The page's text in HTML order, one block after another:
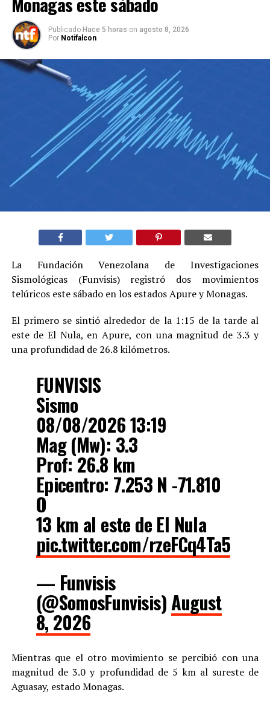
Publicado Hace 5 horas on agosto 8, 2026
Por Notifalcon
La Fundación Venezolana de Investigaciones
Sismológicas (Funvisis) registró dos movimientos
telúricos este sábado en los estados Apure y Monagas.
El primero se sintió alrededor de la 1:15 de la tarde al
este de El Nula, en Apure, con una magnitud de 3.3 y
una profundidad de 26.8 kilómetros.
FUNVISIS
Sismo
08/08/2026 13:19
Mag (Mw): 3.3
Prof: 26.8 km
Epicentro: 7.253 N -71.810
O
13 km al este de El Nula
pic.twitter.com/rzeFCq4Ta5
— Funvisis
(@SomosFunvisis) August
8, 2026
Mientras que el otro movimiento se percibió con una
magnitud de 3.0 y profundidad de 5 km al sureste de
Aguasay, estado Monagas.